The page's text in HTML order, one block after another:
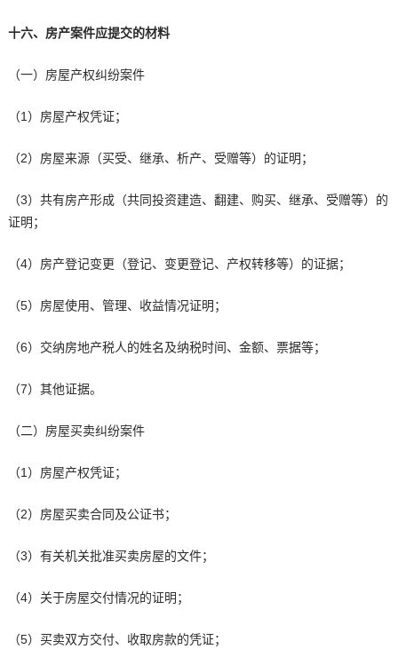
十六、房产案件应提交的材料
（一）房屋产权纠纷案件
（1）房屋产权凭证；
（2）房屋来源（买受、继承、析产、受赠等）的证明；
（3）共有房产形成（共同投资建造、翻建、购买、继承、受赠等）的
证明；
（4）房产登记变更（登记、变更登记、产权转移等）的证据；
（5）房屋使用、管理、收益情况证明；
（6）交纳房地产税人的姓名及纳税时间、金额、票据等；
（7）其他证据。
（二）房屋买卖纠纷案件
（1）房屋产权凭证；
（2）房屋买卖合同及公证书；
（3）有关机关批准买卖房屋的文件；
（4）关于房屋交付情况的证明；
（5）买卖双方交付、收取房款的凭证；